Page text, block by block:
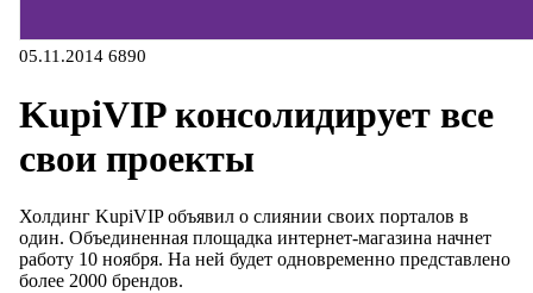
05.11.2014 6890
KupiVIP консолидирует все
свои проекты
Холдинг KupiVIP объявил о слиянии своих порталов в
один. Объединенная площадка интернет-магазина начнет
работу 10 ноября. На ней будет одновременно представлено
более 2000 брендов.